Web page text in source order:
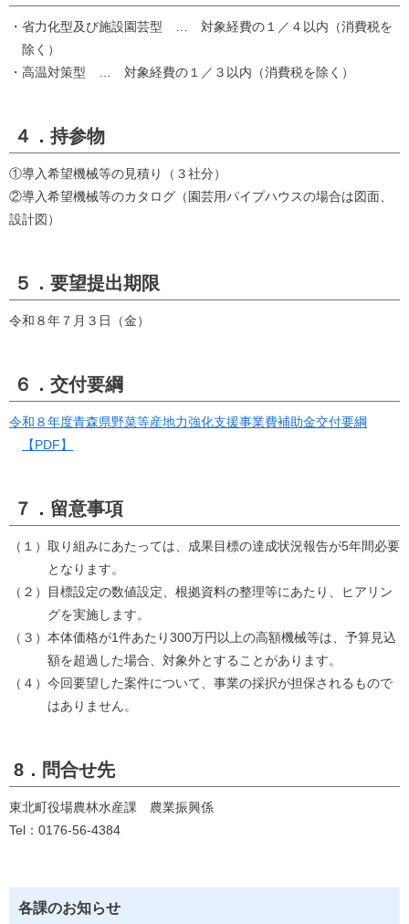
・省力化型及び施設園芸型 … 対象経費の１／４以内（消費税を
除く）
・高温対策型 … 対象経費の１／３以内（消費税を除く）
４．持参物
①導入希望機械等の見積り（３社分）
②導入希望機械等のカタログ（園芸用パイプハウスの場合は図面、
設計図）
５．要望提出期限
令和８年７月３日（金）
６．交付要綱
令和８年度青森県野菜等産地力強化支援事業費補助金交付要綱
【PDF】
７．留意事項
（１）取り組みにあたっては、成果目標の達成状況報告が5年間必要
となります。
（２）目標設定の数値設定、根拠資料の整理等にあたり、ヒアリン
グを実施します。
（３）本体価格が1件あたり300万円以上の高額機械等は、予算見込
額を超過した場合、対象外とすることがあります。
（４）今回要望した案件について、事業の採択が担保されるもので
はありません。
8．問合せ先
東北町役場農林水産課 農業振興係
Tel：0176-56-4384
各課のお知らせ